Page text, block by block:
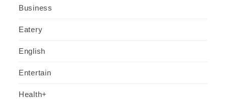
Business
Eatery
English
Entertain
Health+